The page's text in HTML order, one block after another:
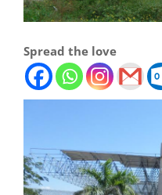
Spread the love